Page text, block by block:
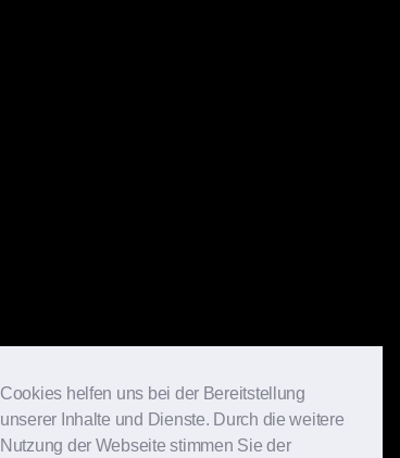
Cookies helfen uns bei der Bereitstellung
unserer Inhalte und Dienste. Durch die weitere
Nutzung der Webseite stimmen Sie der